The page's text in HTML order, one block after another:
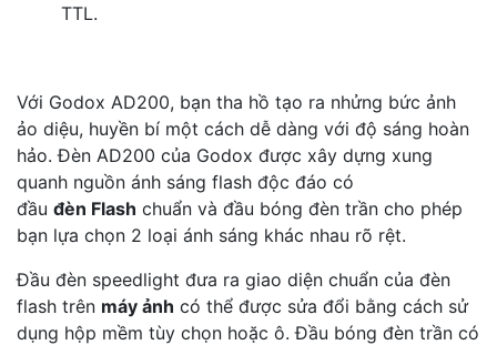
TTL.
Với Godox AD200, bạn tha hồ tạo ra nhửng bức ảnh
ảo diệu, huyền bí một cách dễ dàng với độ sáng hoàn
hảo. Đèn AD200 của Godox được xây dựng xung
quanh nguồn ánh sáng flash độc đáo có
đầu đèn Flash chuẩn và đầu bóng đèn trần cho phép
bạn lựa chọn 2 loại ánh sáng khác nhau rõ rệt.
Đầu đèn speedlight đưa ra giao diện chuẩn của đèn
flash trên máy ảnh có thể được sửa đổi bằng cách sử
dụng hộp mềm tùy chọn hoặc ô. Đầu bóng đèn trần có